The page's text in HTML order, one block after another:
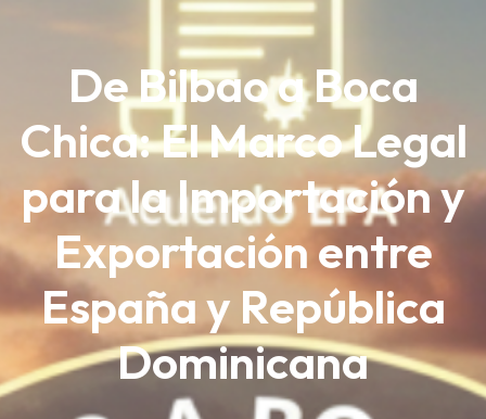
De Bilbao a Boca
Chica: El Marco Legal
para la Importación y
Exportación entre
España y República
Dominicana